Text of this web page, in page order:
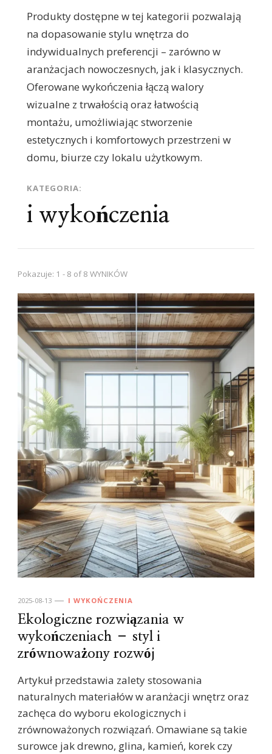
Produkty dostępne w tej kategorii pozwalają
na dopasowanie stylu wnętrza do
indywidualnych preferencji – zarówno w
aranżacjach nowoczesnych, jak i klasycznych.
Oferowane wykończenia łączą walory
wizualne z trwałością oraz łatwością
montażu, umożliwiając stworzenie
estetycznych i komfortowych przestrzeni w
domu, biurze czy lokalu użytkowym.
KATEGORIA:
i wykończenia
Pokazuje: 1 - 8 of 8 WYNIKÓW
2025-08-13 I WYKOŃCZENIA
Ekologiczne rozwiązania w
wykończeniach – styl i
zrównoważony rozwój
Artykuł przedstawia zalety stosowania
naturalnych materiałów w aranżacji wnętrz oraz
zachęca do wyboru ekologicznych i
zrównoważonych rozwiązań. Omawiane są takie
surowce jak drewno, glina, kamień, korek czy